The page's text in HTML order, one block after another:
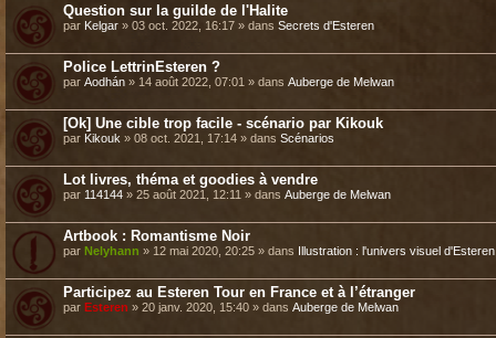
Question sur la guilde de l'Halite
par Kelgar » 03 oct. 2022, 16:17 » dans Secrets d'Esteren
Police LettrinEsteren ?
par Aodhán » 14 août 2022, 07:01 » dans Auberge de Melwan
[Ok] Une cible trop facile - scénario par Kikouk
par Kikouk » 08 oct. 2021, 17:14 » dans Scénarios
Lot livres, théma et goodies à vendre
par 114144 » 25 août 2021, 12:11 » dans Auberge de Melwan
Artbook : Romantisme Noir
par Nelyhann » 12 mai 2020, 20:25 » dans Illustration : l'univers visuel d'Esteren
Participez au Esteren Tour en France et à l’étranger
par Esteren » 20 janv. 2020, 15:40 » dans Auberge de Melwan